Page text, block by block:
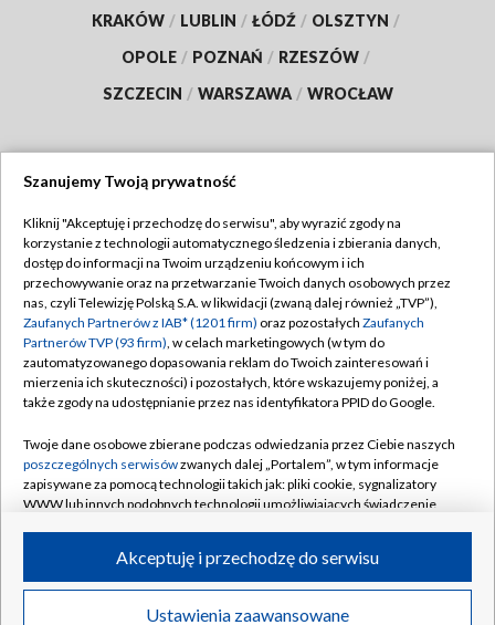
KRAKÓW / LUBLIN / ŁÓDŹ / OLSZTYN /
OPOLE / POZNAŃ / RZESZÓW /
SZCZECIN / WARSZAWA / WROCŁAW
TVP
Abonament TVP
Emisja w TVP
Centrum informacji TVP
Naziemna Telewizja Cyfrowa
Rada Programowa
System NOS
Informacje o nadawcy
Program dla prasy
Regulamin TVP
Polityka prywatności
Moje zgody
Pomoc
Kontakt
Kanały
©2026 Telewizja Polska S.A. w likwidacji
Szanujemy Twoją prywatność
Kliknij "Akceptuję i przechodzę do serwisu", aby wyrazić zgody na
korzystanie z technologii automatycznego śledzenia i zbierania danych,
dostęp do informacji na Twoim urządzeniu końcowym i ich
przechowywanie oraz na przetwarzanie Twoich danych osobowych przez
nas, czyli Telewizję Polską S.A. w likwidacji (zwaną dalej również „TVP”),
Zaufanych Partnerów z IAB* (1201 firm) oraz pozostałych Zaufanych
Partnerów TVP (93 firm), w celach marketingowych (w tym do
zautomatyzowanego dopasowania reklam do Twoich zainteresowań i
mierzenia ich skuteczności) i pozostałych, które wskazujemy poniżej, a
także zgody na udostępnianie przez nas identyfikatora PPID do Google.
Twoje dane osobowe zbierane podczas odwiedzania przez Ciebie naszych
poszczególnych serwisówzwanych dalej „Portalem”, w tym informacje
zapisywane za pomocą technologii takich jak: pliki cookie, sygnalizatory
WWW lub innych podobnych technologii umożliwiających świadczenie
ruchu w Internecie.
Twoje dane osobowe zbierane podczas odwiedzania przez Ciebie
Ustawienia zaawansowane
Akceptuję i przechodzę do serwisu